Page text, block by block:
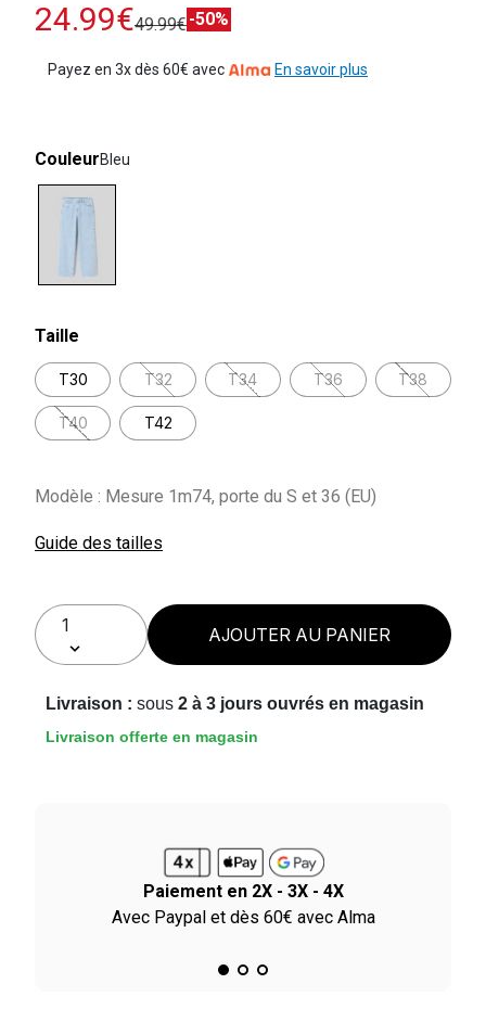
24.99€49.99€-50%
Payez en 3x dès 60€ avec En savoir plus
CouleurBleu
Taille
T30 T32 T34 T36 T38
T40 T42
Modèle : Mesure 1m74, porte du S et 36 (EU)
Guide des tailles
AJOUTER AU PANIER
Livraison : sous 2 à 3 jours ouvrés en magasin
Livraison offerte en magasin
Paiement en 2X - 3X - 4X
Avec Paypal et dès 60€ avec Alma